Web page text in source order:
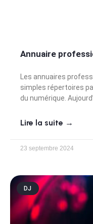
Annuaire
Les annuaires
simples répertoires
du numérique.
Lire la suite →
23 septembre 2024
DJ